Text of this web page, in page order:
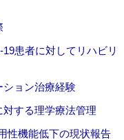
患者に対してリハビリ
ョン治療経験
する理学療法管理
性機能低下の現状報告